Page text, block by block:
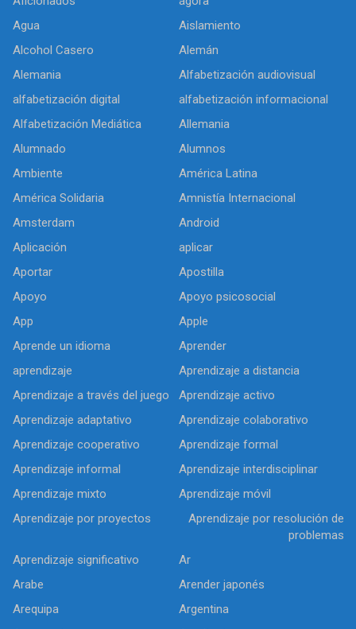
Agua
Aislamiento
Alcohol Casero
Alemán
Alemania
Alfabetización audiovisual
alfabetización digital
alfabetización informacional
Alfabetización Mediática
Allemania
Alumnado
Alumnos
Ambiente
América Latina
América Solidaria
Amnistía Internacional
Amsterdam
Android
Aplicación
aplicar
Aportar
Apostilla
Apoyo
Apoyo psicosocial
App
Apple
Aprende un idioma
Aprender
aprendizaje
Aprendizaje a distancia
Aprendizaje a través del juego
Aprendizaje activo
Aprendizaje adaptativo
Aprendizaje colaborativo
Aprendizaje cooperativo
Aprendizaje formal
Aprendizaje informal
Aprendizaje interdisciplinar
Aprendizaje mixto
Aprendizaje móvil
Aprendizaje por proyectos
Aprendizaje por resolución de
problemas
Aprendizaje significativo
Ar
Arabe
Arender japonés
Arequipa
Argentina